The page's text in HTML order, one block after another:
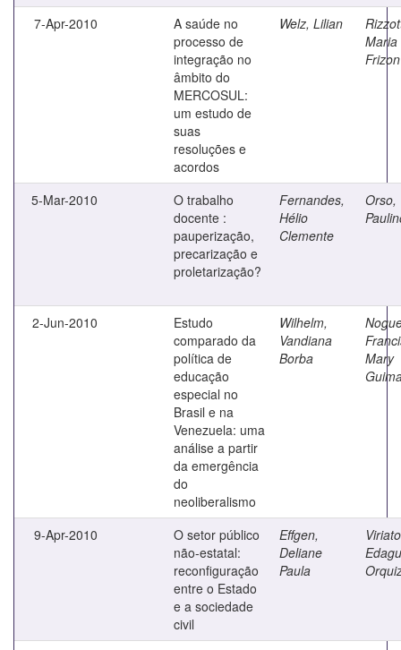
7-Apr-2010
A saúde no
processo de
integração no
âmbito do
MERCOSUL:
um estudo de
suas
resoluções e
acordos
Welz, Lilian
Maria
Frizon
5-Mar-2010
O trabalho
docente :
pauperização,
precarização e
proletarização?
Fernandes,
Hélio
Clemente
Orso,
2-Jun-2010
Estudo
comparado da
política de
educação
especial no
Brasil e na
Venezuela: uma
análise a partir
da emergência
do
neoliberalismo
Wilhelm,
Vandiana
Borba
Mary
9-Apr-2010
O setor público
não-estatal:
reconfiguração
entre o Estado
e a sociedade
civil
Effgen,
Deliane
Paula